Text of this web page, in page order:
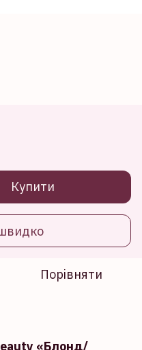
Купити
Порівняти
«Блонд/